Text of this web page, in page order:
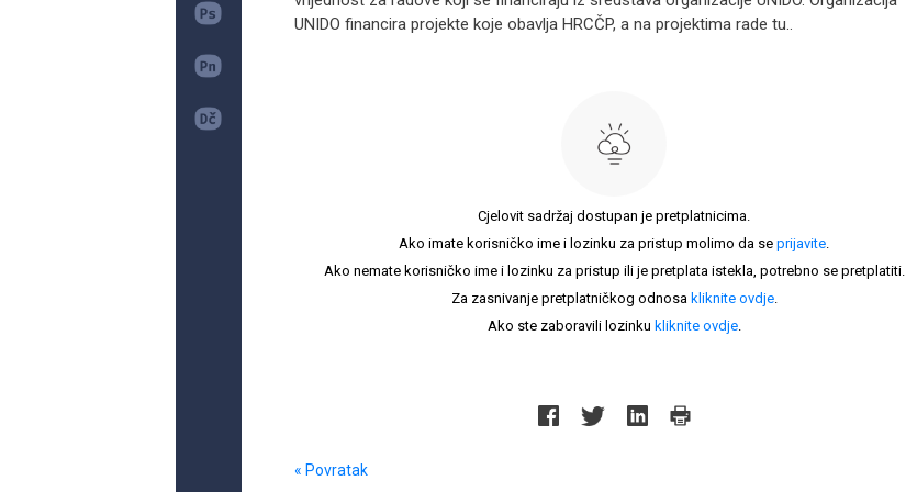
UNIDO financira projekte koje obavlja HRCČP, a na projektima rade tu..
Cjelovit sadržaj dostupan je pretplatnicima.
Ako imate korisničko ime i lozinku za pristup molimo da se prijavite.
Ako nemate korisničko ime i lozinku za pristup ili je pretplata istekla, potrebno se pretplatiti.
Za zasnivanje pretplatničkog odnosa kliknite ovdje.
Ako ste zaboravili lozinku kliknite ovdje.
« Povratak